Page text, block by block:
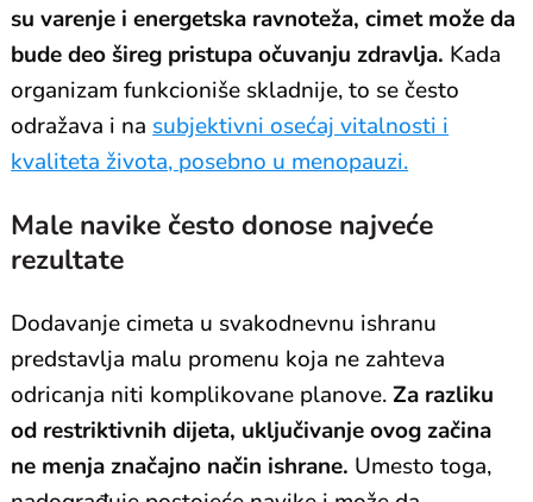
su varenje i energetska ravnoteža, cimet može da
bude deo šireg pristupa očuvanju zdravlja. Kada
organizam funkcioniše skladnije, to se često
odražava i na subjektivni osećaj vitalnosti i
kvaliteta života, posebno u menopauzi.
Male navike često donose najveće
rezultate
Dodavanje cimeta u svakodnevnu ishranu
predstavlja malu promenu koja ne zahteva
odricanja niti komplikovane planove.Za razliku
od restriktivnih dijeta, uključivanje ovog začina
ne menja značajno način ishrane. Umesto toga,